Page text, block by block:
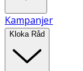
Kampanjer
Kloka Råd